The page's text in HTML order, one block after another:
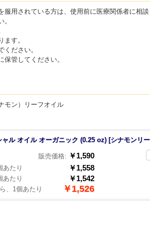
服用されている方は、使用前に医療関係者に相談
ます。
ください。
管してください。
モン）リーフオイル
ル オイル オーガニック (0.25 oz) [シナモンリ
販売価格: ￥1,590
あたり ￥1,558
あたり ￥1,542
、1個あたり ￥1,526